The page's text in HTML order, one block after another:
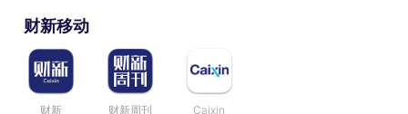
财新移动
财新 财新周刊 Caixin